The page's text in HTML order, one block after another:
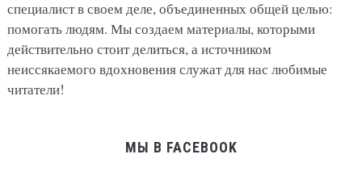
специалист в своем деле, объединенных общей целью:
помогать людям. Мы создаем материалы, которыми
действительно стоит делиться, а источником
неиссякаемого вдохновения служат для нас любимые
читатели!
МЫ В FACEBOOK